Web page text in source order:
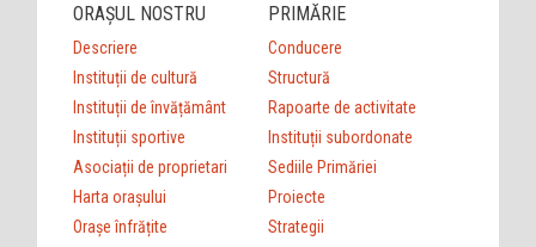
ORAȘUL NOSTRU
Descriere
Instituții de cultură
Instituții de învățământ
Instituții sportive
Asociații de proprietari
Harta orașului
Orașe înfrățite
PRIMĂRIE
Conducere
Structură
Rapoarte de activitate
Instituții subordonate
Sediile Primăriei
Proiecte
Strategii